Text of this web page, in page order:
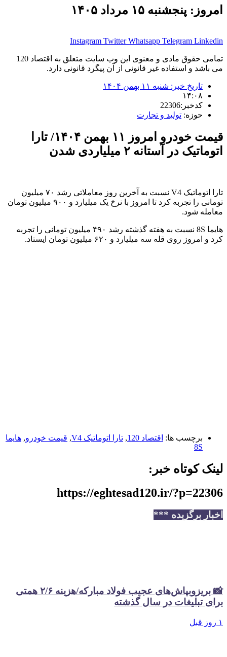
امروز: پنجشنبه ۱۵ مرداد ۱۴۰۵
Instagram Twitter Whatsapp Telegram Linkedin
تمامی حقوق مادی و معنوی این وب سایت متعلق به اقتصاد 120
می باشد و استفاده غیر قانونی از آن پیگرد قانونی دارد.
تاریخ خبر: شنبه ۱۱ بهمن ۱۴۰۴
۱۴:۰۸
کدخبر:22306
حوزه: تولید و تجارت
قیمت خودرو امروز ۱۱ بهمن ۱۴۰۴/ تارا
اتوماتیک در آستانه ۲ میلیاردی شدن
تارا اتوماتیک V4 نسبت به آخرین روز معاملاتی رشد ۷۰ میلیون
تومانی را تجربه کرد تا امروز با نرخ یک میلیارد و ۹۰۰ میلیون تومان
معامله شود.
هایما 8S نسبت به هفته گذشته رشد ۴۹۰ میلیون تومانی را تجربه
کرد و امروز روی قله سه میلیارد و ۶۲۰ میلیون تومان ایستاد.
برچسب ها: اقتصاد 120 , تارا اتوماتیک V4 , قیمت خودرو, هایما
8S
لینک کوتاه خبر:
https://eghtesad120.ir/?p=22306
اخبار برگزیده ***
📸 بریزوبپاش‌های عجیب فولاد مبارکه/هزینه ۲/۶ همتی
برای تبلیغات در سال گذشته
۱ روز قبل